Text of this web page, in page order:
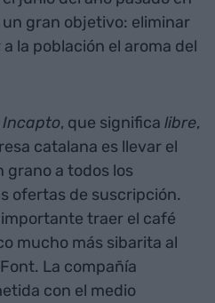
gran objetivo: eliminar
la población el aroma del
Incapto, que significa libre,
catalana es llevar el
grano a todos los
ofertas de suscripción.
traer el café
mucho más sibarita al
La compañía
con el medio